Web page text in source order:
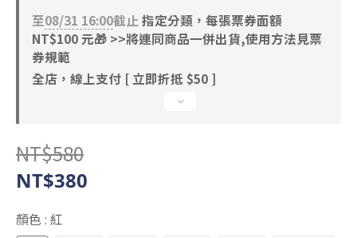
0
2
1
1
0
1
0
至08/31 16:00截止 指定分類，每張票券面額
NT$100 元🎁 >>將連同商品一併出貨,使用方法見票
券規範
全店，線上支付 [ 立即折抵 $50 ]
NT$580
NT$380
顏色 : 紅